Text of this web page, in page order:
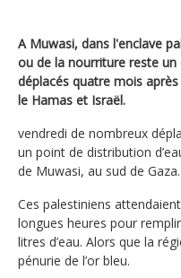
A Muwasi, dans l'enclave
ou de la nourriture reste
déplacés quatre mois
le Hamas et Israël.
vendredi de nombreux
un point de distribution
de Muwasi, au sud de Gaza.
Ces palestiniens
longues heures pour
litres d’eau. Alors que la
pénurie de l’or bleu.